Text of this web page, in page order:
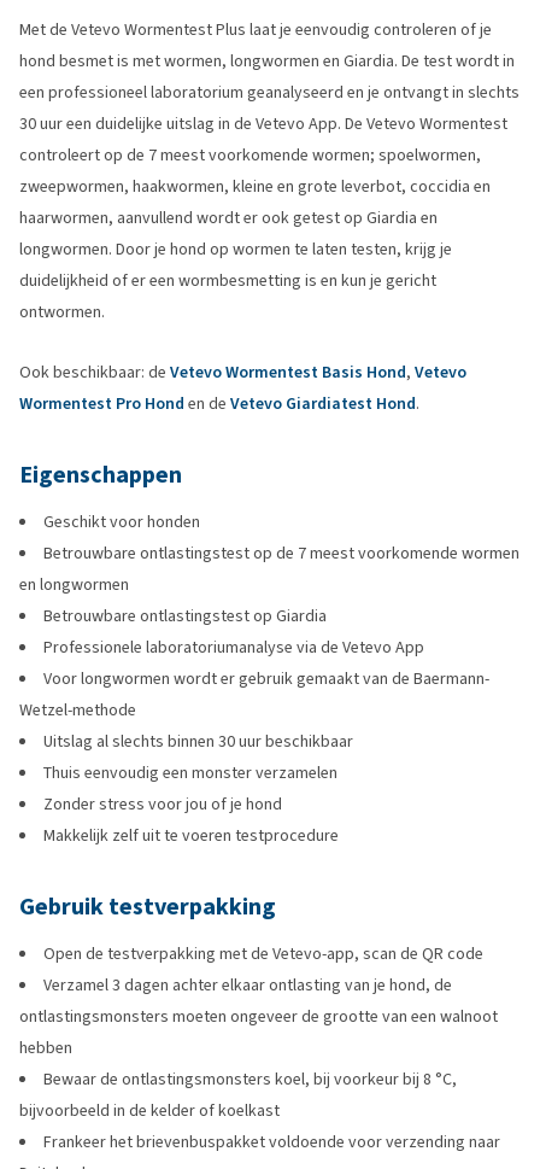
Met de Vetevo Wormentest Plus laat je eenvoudig controleren of je
hond besmet is met wormen, longwormen en Giardia. De test wordt in
een professioneel laboratorium geanalyseerd en je ontvangt in slechts
30 uur een duidelijke uitslag in de Vetevo App. De Vetevo Wormentest
controleert op de 7 meest voorkomende wormen; spoelwormen,
zweepwormen, haakwormen, kleine en grote leverbot, coccidia en
haarwormen, aanvullend wordt er ook getest op Giardia en
longwormen. Door je hond op wormen te laten testen, krijg je
duidelijkheid of er een wormbesmetting is en kun je gericht
ontwormen.
Ook beschikbaar: de Vetevo Wormentest Basis Hond, Vetevo
Wormentest Pro Hond en de Vetevo Giardiatest Hond.
Eigenschappen
Geschikt voor honden
Betrouwbare ontlastingstest op de 7 meest voorkomende wormen
en longwormen
Betrouwbare ontlastingstest op Giardia
Professionele laboratoriumanalyse via de Vetevo App
Voor longwormen wordt er gebruik gemaakt van de Baermann-
Wetzel-methode
Uitslag al slechts binnen 30 uur beschikbaar
Thuis eenvoudig een monster verzamelen
Zonder stress voor jou of je hond
Makkelijk zelf uit te voeren testprocedure
Gebruik testverpakking
Open de testverpakking met de Vetevo-app, scan de QR code
Verzamel 3 dagen achter elkaar ontlasting van je hond, de
ontlastingsmonsters moeten ongeveer de grootte van een walnoot
hebben
Bewaar de ontlastingsmonsters koel, bij voorkeur bij 8 °C,
bijvoorbeeld in de kelder of koelkast
Frankeer het brievenbuspakket voldoende voor verzending naar